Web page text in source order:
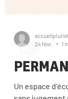
24 févr.
1